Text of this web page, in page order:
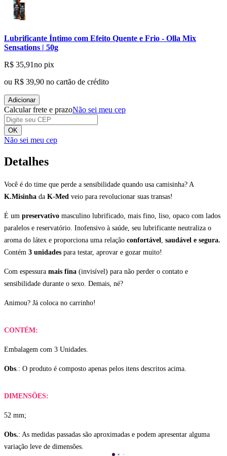
Lubrificante Íntimo com Efeito Quente e Frio - Olla Mix
Sensations | 50g
R$ 35,91no pix
ou R$ 39,90 no cartão de crédito
Adicionar
Calcular frete e prazoNão sei meu cep
OK
Não sei meu cep
Detalhes
Você é do time que perde a sensibilidade quando usa camisinha? A
K.Misinha da K-Med veio para revolucionar suas transas!
É um preservativo masculino lubrificado, mais fino, liso, opaco com lados
paralelos e reservatório. Inofensivo à saúde, seu lubrificante neutraliza o
aroma do látex e proporciona uma relação confortável, saudável e segura.
Contém 3 unidades para testar, aprovar e gozar muito!
Com espessura mais fina (invisível) para não perder o contato e
sensibilidade durante o sexo. Demais, né?
Animou? Já coloca no carrinho!
CONTÉM:
Embalagem com 3 Unidades.
Obs.: O produto é composto apenas pelos itens descritos acima.
DIMENSÕES:
52 mm;
Obs.: As medidas passadas são aproximadas e podem apresentar alguma
variação leve de dimensões.